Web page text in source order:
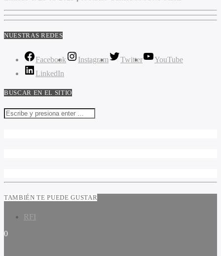
NUESTRAS REDES
Facebook Instagram Twitter
YouTube
LinkedIn
BUSCAR EN EL SITIO
TAMBIÉN TE PUEDE GUSTAR
RFI
0